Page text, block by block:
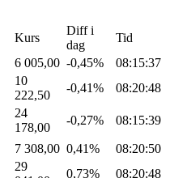
Kurs
Diff i
dag
Tid
6 005,00 -0,45%
08:15:37
10
222,50
-0,41% 08:20:48
24
178,00
-0,27% 08:15:39
7 308,00 0,41%
08:20:50
29
0,73% 08:20:48